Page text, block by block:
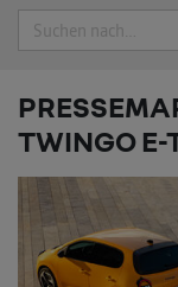
Suche
TWINGO E-